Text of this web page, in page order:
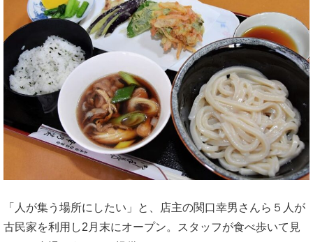
「人が集う場所にしたい」と、店主の関口幸男さんら５人が
古民家を利用し2月末にオープン。スタッフが食べ歩いて見